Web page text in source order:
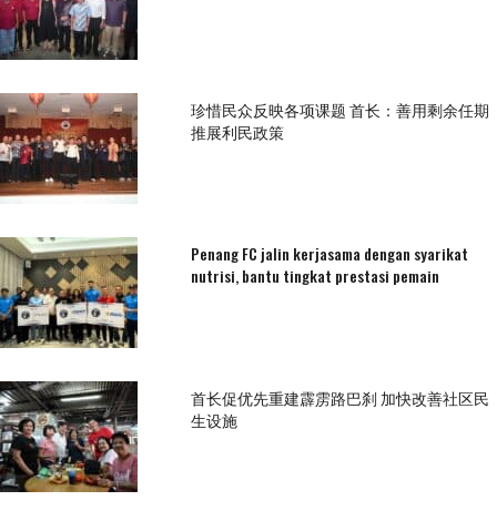
珍惜民众反映各项课题 首长：善用剩余任期
推展利民政策
Penang FC jalin kerjasama dengan syarikat
nutrisi, bantu tingkat prestasi pemain
首长促优先重建霹雳路巴刹 加快改善社区民
生设施